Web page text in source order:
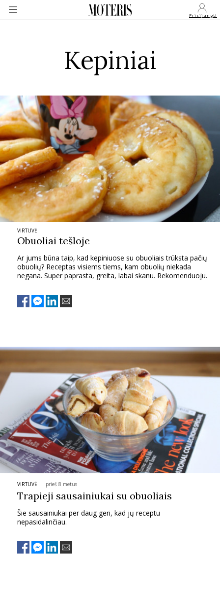
Prisijungti
MONARCHIJA
MADA
GROŽIS
SVEIKATA
APIE MANE
PSICHOLOGIJA
HOROSKOPAI
ASTROLOGIJA
KULTŪRA
LAISVALAIKIS
MUZIKA
TEATRAS
SPORTAS
FOTOGRAFIJA
MENAS
Kepiniai
VIRTUVĖ
Obuoliai tešloje
Ar jums būna taip, kad kepiniuose su obuoliais trūksta pačių
obuolių? Receptas visiems tiems, kam obuolių niekada
negana. Super paprasta, greita, labai skanu. Rekomenduoju.
VIRTUVĖ prieš 8 metus
Trapieji sausainiukai su obuoliais
Šie sausainiukai per daug geri, kad jų receptu
nepasidalinčiau.